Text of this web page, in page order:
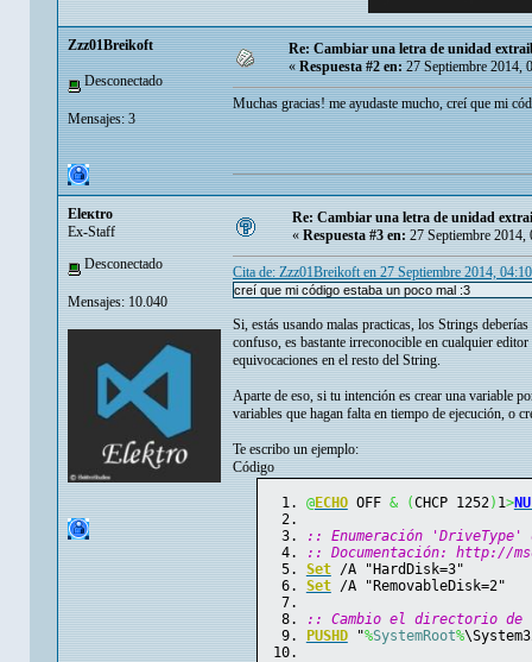
Zzz01Breikoft
Desconectado
Mensajes: 3
Re: Cambiar una letra de unidad
«Respuesta #2 en:27 Septiembre 2014,
Muchas gracias! me ayudaste mucho, creí que mi
Eleкtro
Ex-Staff
Desconectado
Mensajes: 10.040
Re: Cambiar una letra de unidad
« Respuesta #3 en: 27 Septiembre 2014,
Cita de: Zzz01Breikoft en 27 Septiembre 2014,
creí que mi código estaba un poco mal :3
Si, estás usando malas practicas, los Strings
confuso, es bastante irreconocible en cualquier
equivocaciones en el resto del String.
Aparte de eso, si tu intención es crear una variable
variables que hagan falta en tiempo de ejecución, o
Te escribo un ejemplo:
Código
@ECHO OFF & (CHCP 1252) 1>
:: Enumeración
:: Documentación: http://
Set /A "HardDisk=3"
Set /A "RemovableDisk=2"
:: Cambio el directorio
PUSHD "%SystemRoot%